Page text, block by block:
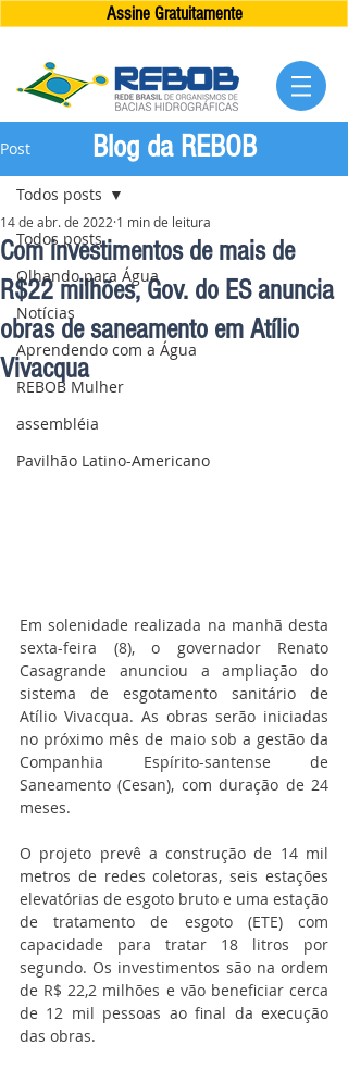
Assine Gratuitamente
Post
Todos posts
Olhando para Água
Notícias
Aprendendo com a Água
REBOB Mulher
assembléia
Pavilhão Latino-Americano
Todos posts
Com investimentos de mais de
R$22 milhões, Gov. do ES anuncia
obras de saneamento em Atílio
Vivacqua
14 de abr. de 2022 1 min de leitura
Em solenidade realizada na manhã desta
sexta-feira (8), o governador Renato
Casagrande anunciou a ampliação do
sistema de esgotamento sanitário de
Atílio Vivacqua. As obras serão iniciadas
no próximo mês de maio sob a gestão da
Companhia Espírito-santense de
Saneamento (Cesan), com duração de 24
meses.
O projeto prevê a construção de 14 mil
metros de redes coletoras, seis estações
elevatórias de esgoto bruto e uma estação
de tratamento de esgoto (ETE) com
capacidade para tratar 18 litros por
segundo. Os investimentos são na ordem
de R$ 22,2 milhões e vão beneficiar cerca
de 12 mil pessoas ao final da execução
das obras.
Blog da REBOB